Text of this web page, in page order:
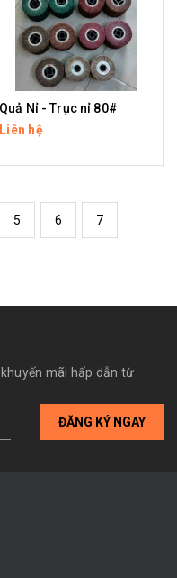
Quả Nỉ - Trục nỉ 80#
Liên hệ
5 6 7
mãi hấp dẫn từ
ĐĂNG KÝ NGAY